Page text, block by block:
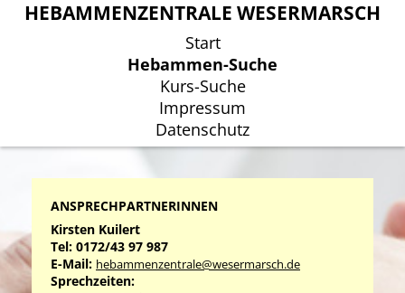
HEBAMMENZENTRALE WESERMARSCH
Start
Hebammen-Suche
Kurs-Suche
Impressum
Datenschutz
HEBAMMENZENTRALE WESERMARSCH
Start
Hebammen-Suche
Kurs-Suche
Impressum
Datenschutz
ANSPRECHPARTNERINNEN
Kirsten Kuilert
Tel: 0172/43 97 987
E-Mail: hebammenzentrale@wesermarsch.de
Sprechzeiten: